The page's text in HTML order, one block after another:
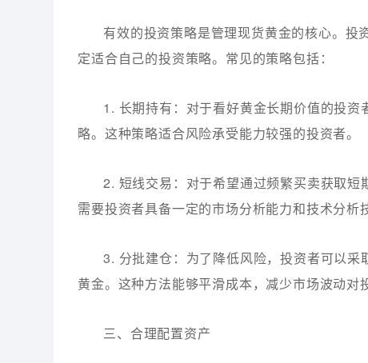
有效的投资策略是管理现货黄金的核心。投
定适合自己的投资策略。常见的策略包括：
1. 长期持有：对于看好黄金长期价值的投
略。这种策略适合风险承受能力较强的投资者。
2. 短线交易：对于希望通过频繁买卖获取
需要投资者具备一定的市场分析能力和技术分析
3. 分批建仓：为了降低风险，投资者可以
黄金。这种方法能够平滑成本，减少市场波动对
三、合理配置资产